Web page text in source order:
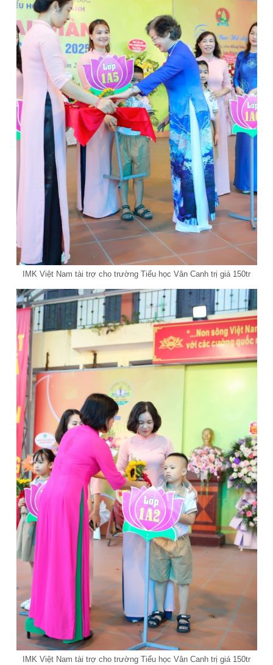
IMK Việt Nam tài trợ cho trường Tiểu học Vân Canh trị giá 150tr
IMK Việt Nam tài trợ cho trường Tiểu học Vân Canh trị giá 150tr